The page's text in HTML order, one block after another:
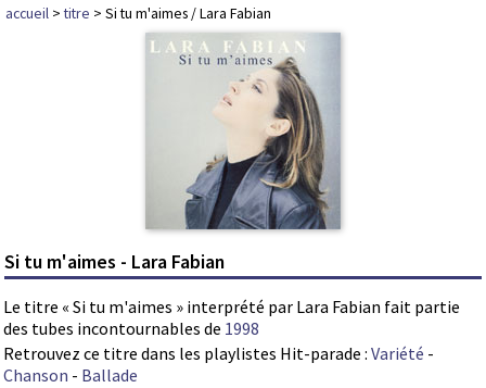
accueil >titre > Si tu m'aimes / Lara Fabian
Si tu m'aimes - Lara Fabian
Le titre « Si tu m'aimes » interprété par Lara Fabian fait partie
des tubes incontournables de 1998
Retrouvez ce titre dans les playlistes Hit-parade : Variété -
Chanson - Ballade